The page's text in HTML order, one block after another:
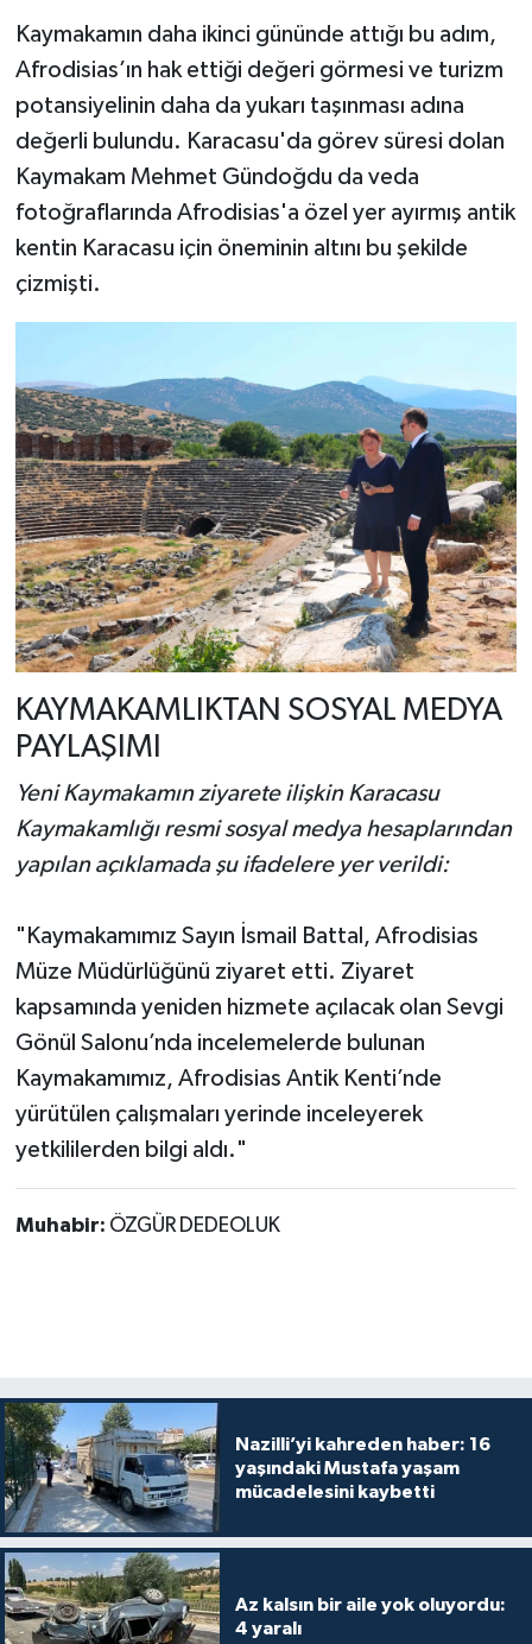
​Kaymakamın daha ikinci gününde attığı bu adım,
Afrodisias’ın hak ettiği değeri görmesi ve turizm
potansiyelinin daha da yukarı taşınması adına
değerli bulundu. Karacasu'da görev süresi dolan
Kaymakam Mehmet Gündoğdu da veda
fotoğraflarında Afrodisias'a özel yer ayırmış antik
kentin Karacasu için öneminin altını bu şekilde
çizmişti.
​KAYMAKAMLIKTAN SOSYAL MEDYA
PAYLAŞIMI
​Yeni Kaymakamın ziyarete ilişkin Karacasu
Kaymakamlığı resmi sosyal medya hesaplarından
yapılan açıklamada şu ifadelere yer verildi:
​"Kaymakamımız Sayın İsmail Battal, Afrodisias
Müze Müdürlüğünü ziyaret etti. Ziyaret
kapsamında yeniden hizmete açılacak olan Sevgi
Gönül Salonu’nda incelemelerde bulunan
Kaymakamımız, Afrodisias Antik Kenti’nde
yürütülen çalışmaları yerinde inceleyerek
yetkililerden bilgi aldı."
Muhabir: ÖZGÜR DEDEOLUK
Nazilli’yi kahreden haber: 16
yaşındaki Mustafa yaşam
mücadelesini kaybetti
Az kalsın bir aile yok oluyordu:
4 yaralı